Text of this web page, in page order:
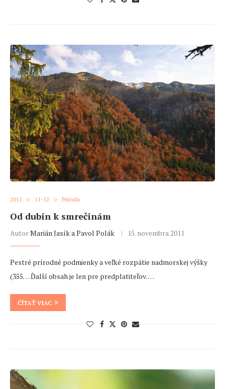
2011 11-12 Príroda
Od dubín k smrečinám
AutorMarián Jasík a Pavol Polák 15. novembra 2011
Pestré prírodné podmienky a veľké rozpätie nadmorskej výšky
(355… Ďalší obsah je len pre predplatiteľov. …
ČÍTAŤ VIAC